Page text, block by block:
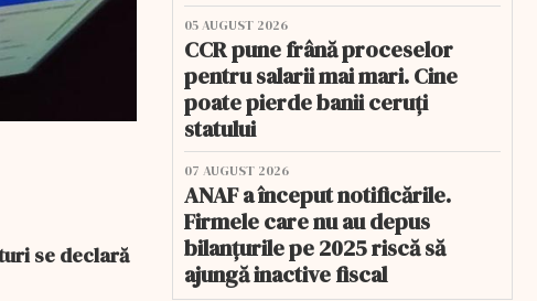
se declară
05 AUGUST 2026
CCR pune frână proceselor
pentru salarii mai mari. Cine
poate pierde banii ceruți
statului
07 AUGUST 2026
ANAF a început notificările.
Firmele care nu au depus
bilanțurile pe 2025 riscă să
ajungă inactive fiscal